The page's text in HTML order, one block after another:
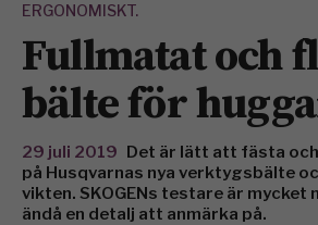
ERGONOMISKT.
Fullmatat och
bälte för
29 juli 2019 Det är lätt att fästa
på Husqvarnas nya verktygsbälte
vikten. SKOGENs testare är mycket
ändå en detalj att anmärka på.